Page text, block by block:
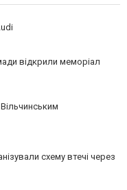
відкрили меморіал
схему втечі через